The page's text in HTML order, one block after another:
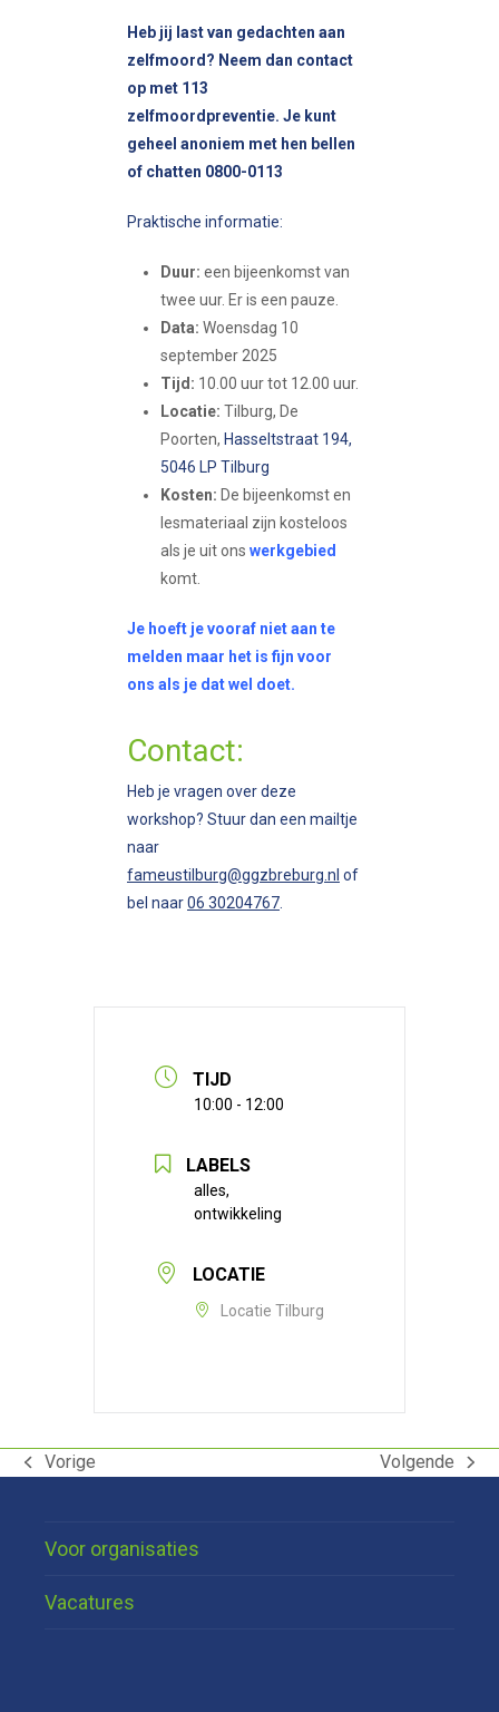
Heb jij last van gedachten aan
zelfmoord? Neem dan contact
op met 113
zelfmoordpreventie. Je kunt
geheel anoniem met hen bellen
of chatten 0800-0113
Praktische informatie:
Duur: een bijeenkomst van
twee uur. Er is een pauze.
Data: Woensdag 10
september 2025
Tijd: 10.00 uur tot 12.00 uur.
Locatie: Tilburg, De
Poorten, Hasseltstraat 194,
5046 LP Tilburg
Kosten: De bijeenkomst en
lesmateriaal zijn kosteloos
als je uit ons werkgebied
komt.
Je hoeft je vooraf niet aan te
melden maar het is fijn voor
ons als je dat wel doet.
Contact:
Heb je vragen over deze
workshop? Stuur dan een mailtje
naar
fameustilburg@ggzbreburg.nl of
bel naar06 30204767
TIJD
10:00 - 12:00
LABELS
alles,
ontwikkeling
LOCATIE
Locatie Tilburg
previous
Vorige
next
Volgende
Voor organisaties
Vacatures